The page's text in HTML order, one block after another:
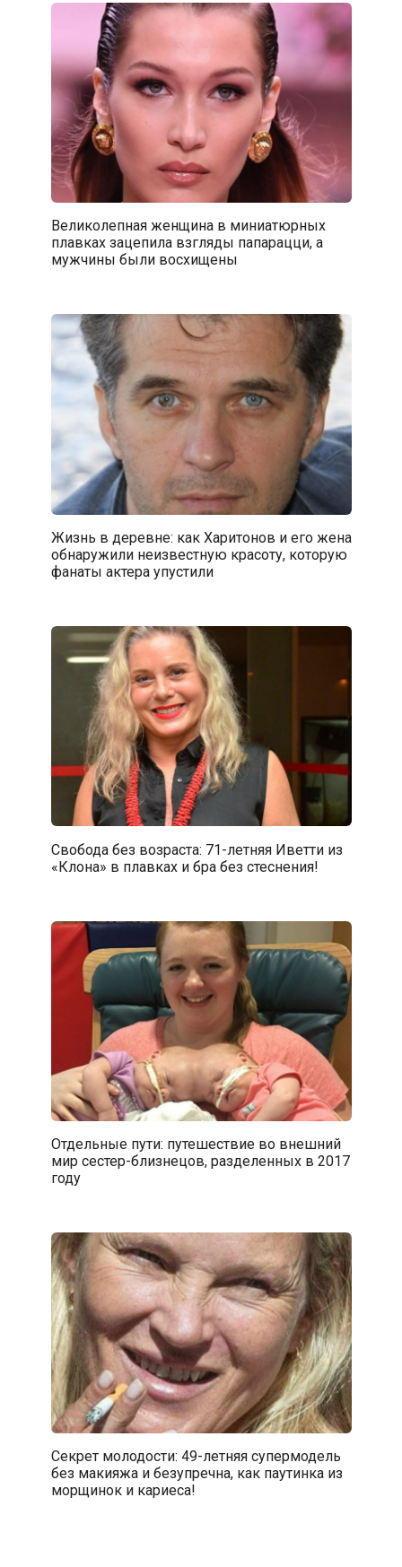
Великолепная женщина в миниатюрных
плавках зацепила взгляды папарацци, а
мужчины были восхищены
Жизнь в деревне: как Харитонов и его жена
обнаружили неизвестную красоту, которую
фанаты актера упустили
Свобода без возраста: 71-летняя Иветти из
«Клона» в плавках и бра без стеснения!
Отдельные пути: путешествие во внешний
мир сестер-близнецов, разделенных в 2017
году
Секрет молодости: 49-летняя супермодель
без макияжа и безупречна, как паутинка из
морщинок и кариеса!